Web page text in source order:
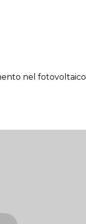
nel fotovoltaico